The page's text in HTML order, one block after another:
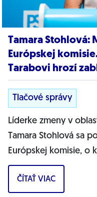
Tamara Stohlová:
Európskej
Tarabovi hrozí
Tlačové správy
Líderke zmeny v
Tamara Stohlová sa
Európskej komisie, o
MŽP Filip Kuffa.
ČÍTAŤ VIAC